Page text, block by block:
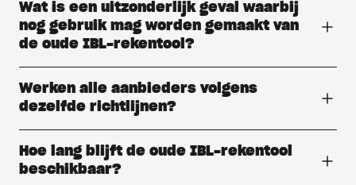
Wat is een uitzonderlijk geval waarbij
nog gebruik mag worden gemaakt van
de oude IBL-rekentool?
Werken alle aanbieders volgens
dezelfde richtlijnen?
Hoe lang blijft de oude IBL-rekentool
beschikbaar?